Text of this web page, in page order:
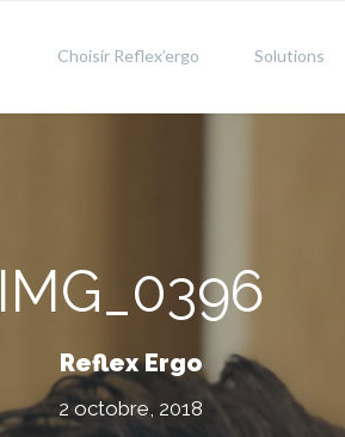
Choisir Reflex’ergo Solutions
IMG_0396
Reflex Ergo
2 octobre, 2018